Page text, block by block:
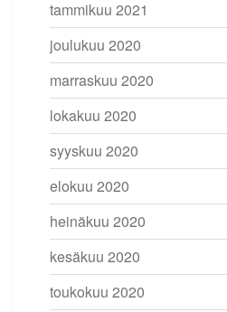
tammikuu 2021
joulukuu 2020
marraskuu 2020
lokakuu 2020
syyskuu 2020
elokuu 2020
heinäkuu 2020
kesäkuu 2020
toukokuu 2020